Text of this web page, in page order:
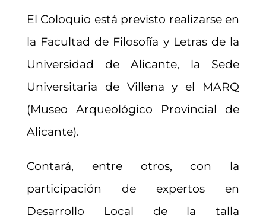
El Coloquio está previsto realizarse en
la Facultad de Filosofía y Letras de la
Universidad de Alicante, la Sede
Universitaria de Villena y el MARQ
(Museo Arqueológico Provincial de
Alicante).
Contará, entre otros, con la
participación de expertos en
Desarrollo Local de la talla